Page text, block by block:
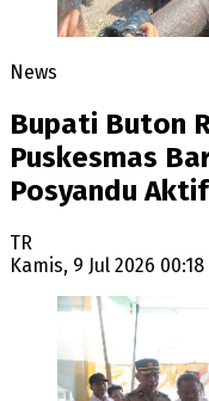
News
Bupati Buton
Puskesmas
Posyandu
TR
Kamis, 9 Jul 2026 00:18